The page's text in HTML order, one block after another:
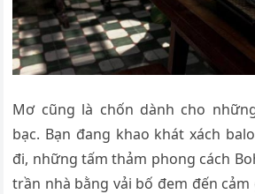
Mơ cũng là chốn dành cho
bạc. Bạn đang khao khát xách
đi, những tấm thảm phong cách
trần nhà bằng vải bố đem đến cảm